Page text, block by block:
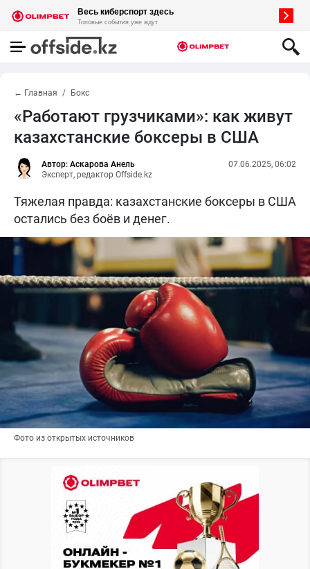
← Главная Бокс
«Работают грузчиками»: как живут
казахстанские боксеры в США
Автор: Аскарова Анель
Эксперт, редактор Offside.kz
07.06.2025, 06:02
Тяжелая правда: казахстанские боксеры в США
остались без боёв и денег.
Фото из открытых источников